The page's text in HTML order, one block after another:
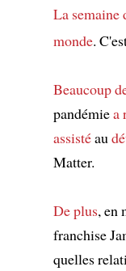
La semaine
monde.
Beaucoup
pandémiea
assistéau
Matter.
De plus, en
franchise
quelles